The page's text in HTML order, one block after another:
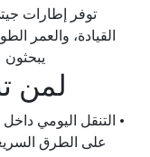
توفر إطارات
القيادة، والعمر
لمن
• التنقل اليومي داخل
على الطرق